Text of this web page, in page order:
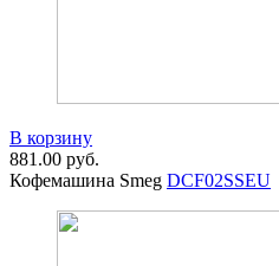
В корзину
881.00 руб.
Кофемашина Smeg DCF02SSEU